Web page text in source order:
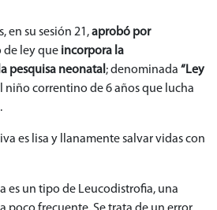
en su sesión 21,aprobó por
de ley que incorpora la
pesquisa neonatal; denominada “Ley
niño correntino de 6 años que lucha
es lisa y llanamente salvar vidas con
es un tipo de Leucodistrofia, una